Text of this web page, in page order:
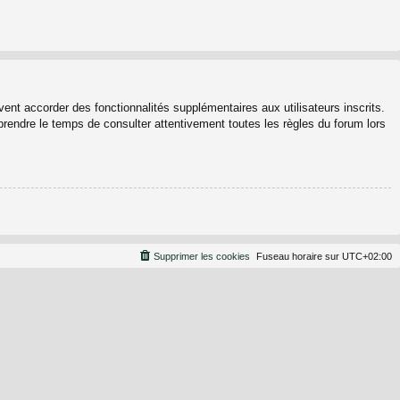
accorder des fonctionnalités supplémentaires aux utilisateurs inscrits.
le temps de consulter attentivement toutes les règles du forum lors
Fuseau horaire sur UTC+02:00
Supprimer les cookies